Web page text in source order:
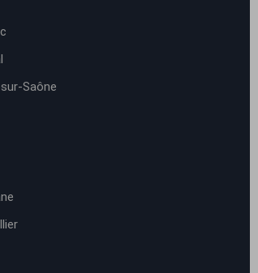
Saône